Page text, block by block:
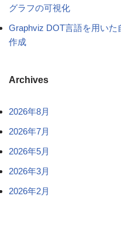
グラフの可視化
Graphviz DOT言語を用い
作成
Archives
2026年8月
2026年7月
2026年5月
2026年3月
2026年2月